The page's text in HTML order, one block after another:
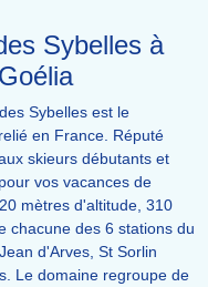
Sybelles à
Sybelles est le
en France. Réputé
skieurs débutants et
vos vacances de
mètres d'altitude, 310
chacune des 6 stations du
d'Arves, St Sorlin
Le domaine regroupe de